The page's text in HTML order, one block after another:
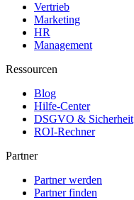
Vertrieb
Marketing
HR
Management
Ressourcen
Blog
Hilfe-Center
DSGVO & Sicherheit
ROI-Rechner
Partner
Partner werden
Partner finden